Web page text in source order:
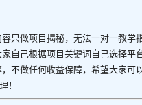
只做项目揭秘，无法一对一教学
自己根据项目关键词自己选择平
不做任何收益保障，希望大家可
！